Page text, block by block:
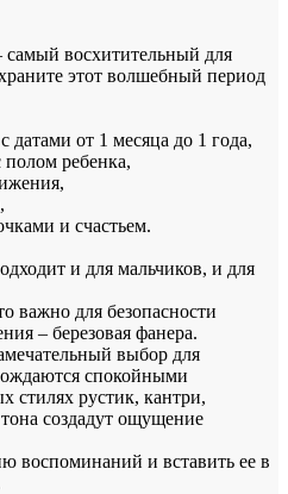
восхитительный для
этот волшебный период
датами от 1 месяца до 1 года,
полом ребенка,
и счастьем.
и для мальчиков, и для
важно для безопасности
– березовая фанера.
выбор для
спокойными
стилях рустик, кантри,
создадут ощущение
воспоминаний и вставить ее в